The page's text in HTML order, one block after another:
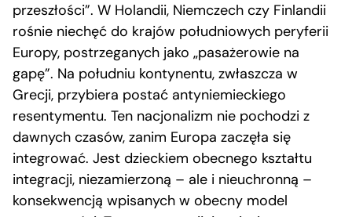
przeszłości”. W Holandii, Niemczech czy Finlandii
rośnie niechęć do krajów południowych peryferii
Europy, postrzeganych jako „pasażerowie na
gapę”. Na południu kontynentu, zwłaszcza w
Grecji, przybiera postać antyniemieckiego
resentymentu. Ten nacjonalizm nie pochodzi z
dawnych czasów, zanim Europa zaczęła się
integrować. Jest dzieckiem obecnego kształtu
integracji, niezamierzoną – ale i nieuchronną –
konsekwencją wpisanych w obecny model